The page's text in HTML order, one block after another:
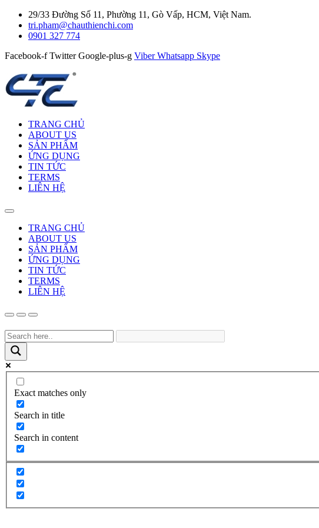
29/33 Đường Số 11, Phường 11, Gò Vấp, HCM, Việt Nam.
tri.pham@chauthienchi.com
0901 327 774
Facebook-f Twitter Google-plus-g Viber Whatsapp Skype
TRANG CHỦ
ABOUT US
SẢN PHẨM
ỨNG DỤNG
TIN TỨC
TERMS
LIÊN HỆ
TRANG CHỦ
ABOUT US
SẢN PHẨM
ỨNG DỤNG
TIN TỨC
TERMS
LIÊN HỆ
Exact matches only
Search in title
Search in content